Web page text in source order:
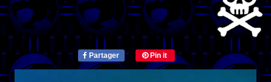
Partager Pin it